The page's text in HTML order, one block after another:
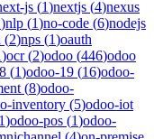
js (1)nextjs (4)nexus
)nlp (1)no-code (6)nodejs
(2)nps (1)oauth
)ocr(2)odoo (446)odoo
(1)odoo-19 (16)odoo-
(8)odoo-
inventory (5)odoo-iot
1)odoo-pos (1)odoo-